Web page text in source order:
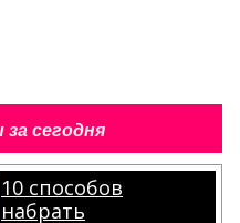
набрать
подписчиков в
Телеграм-канал
Читать подробнее